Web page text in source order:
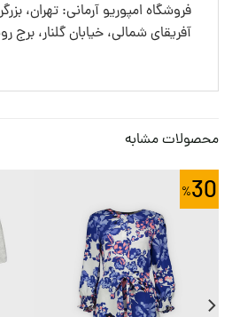
فروشگاه امپوریو آرمانی: تهران،
آفریقای شمالی، خیابان گلنار، برج
محصولات مشابه
30